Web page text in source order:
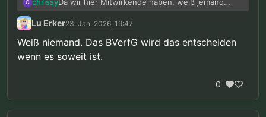
C chrissy
wann die Entscheidung kommen soll? War ja
eigentlich schon für letztes Jahr auf der
Lu Erker23. Jan. 2026, 19:47
Weiß niemand. Das BVerfG wird das entscheiden
wenn es soweit ist.
0